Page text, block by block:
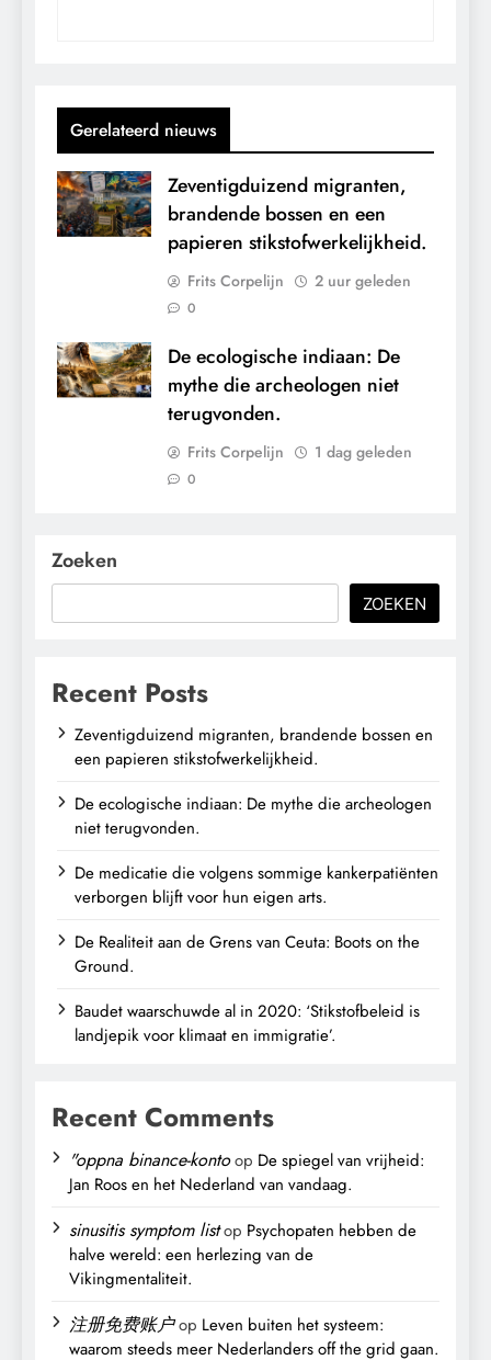
Gerelateerd nieuws
Zeventigduizend migranten,
brandende bossen en een
papieren stikstofwerkelijkheid.
Frits Corpelijn 2 uur geleden
0
De ecologische indiaan: De
mythe die archeologen niet
terugvonden.
Frits Corpelijn 1 dag geleden
0
Zoeken
ZOEKEN
Recent Posts
Zeventigduizend migranten, brandende bossen en
een papieren stikstofwerkelijkheid.
De ecologische indiaan: De mythe die archeologen
niet terugvonden.
De medicatie die volgens sommige kankerpatiënten
verborgen blijft voor hun eigen arts.
De Realiteit aan de Grens van Ceuta: Boots on the
Ground.
Baudet waarschuwde al in 2020: ‘Stikstofbeleid is
landjepik voor klimaat en immigratie’.
Recent Comments
"oppna binance-kontoop De spiegel van vrijheid:
Jan Roos en het Nederland van vandaag.
sinusitis symptom listop Psychopaten hebben de
halve wereld: een herlezing van de
Vikingmentaliteit.
注册免费账户op Leven buiten het systeem:
waarom steeds meer Nederlanders off the grid gaan.